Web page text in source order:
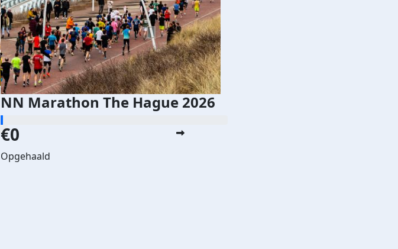
NN Marathon The Hague 2026
€0
Opgehaald